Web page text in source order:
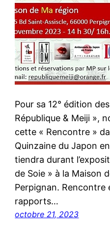
Pour sa 12° édition
République & Meiji »,
cette « Rencontre »
Quinzaine du Japon
tiendra durant
de Soie » à la Maison
Perpignan. Rencontre
rapports…
octobre 21, 2023